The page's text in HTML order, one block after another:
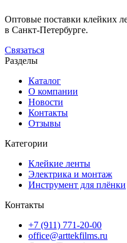
Оптовые поставки клейких
в Санкт-Петербурге.
Связаться
Разделы
Каталог
О компании
Новости
Контакты
Отзывы
Категории
Клейкие ленты
Электрика и монтаж
Инструмент для плёнки
Контакты
+7 (911) 771-20-00
office@arttekfilms.ru